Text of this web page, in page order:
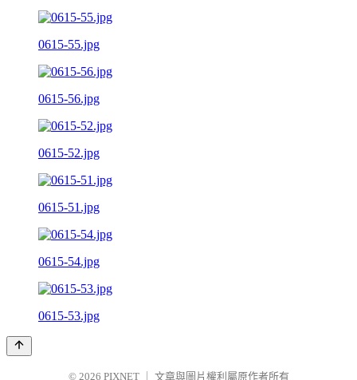
0615-55.jpg
0615-56.jpg
0615-52.jpg
0615-51.jpg
0615-54.jpg
0615-53.jpg
© 2026 PIXNET 文章與圖片權利屬原作者所有